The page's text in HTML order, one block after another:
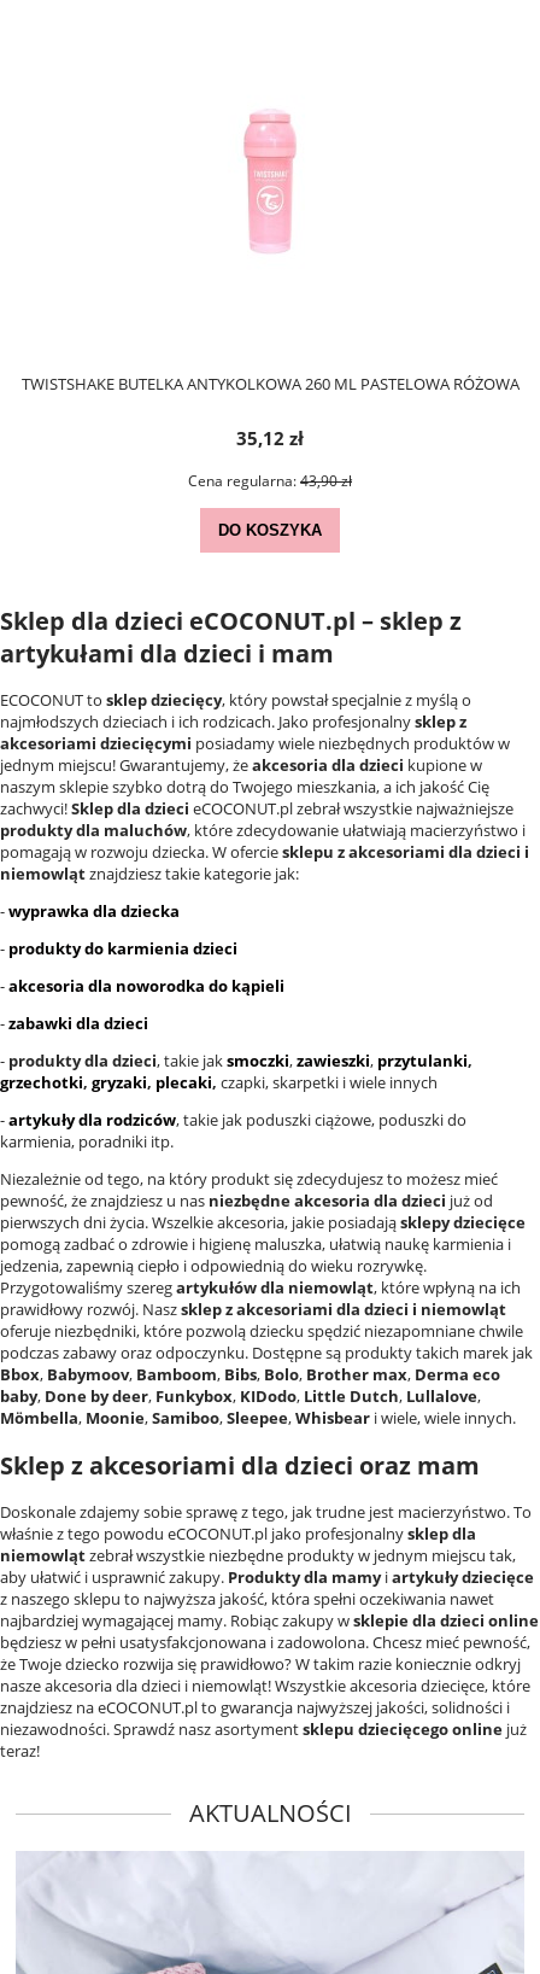
TWISTSHAKE BUTELKA ANTYKOLKOWA 260 ML PASTELOWA RÓŻOWA
35,12 zł
Cena regularna:43,90 zł
DO KOSZYKA
Sklep dla dzieci eCOCONUT.pl – sklep z
artykułami dla dzieci i mam
ECOCONUT to sklep dziecięcy, który powstał specjalnie z myślą o
najmłodszych dzieciach i ich rodzicach. Jako profesjonalnysklep z
akcesoriami dziecięcymi posiadamy wiele niezbędnych produktów w
jednym miejscu! Gwarantujemy, żeakcesoria dla dzieci kupione w
naszym sklepie szybko dotrą do Twojego mieszkania, a ich jakość Cię
zachwyci!Sklep dla dzieci eCOCONUT.pl zebrał wszystkie najważniejsze
produkty dla maluchów, które zdecydowanie ułatwiają macierzyństwo i
pomagają w rozwoju dziecka. W oferciesklepu z akcesoriami dla dzieci i
niemowlątznajdziesz takie kategorie jak:
-wyprawka dla dziecka
- produkty do karmienia dzieci
-akcesoria dla noworodka do kąpieli
-zabawki dla dzieci
- produkty dla dzieci, takie jaksmoczki,zawieszki, przytulanki,
grzechotki, gryzaki, plecaki, czapki, skarpetki i wiele innych
-artykuły dla rodziców, takie jak poduszki ciążowe, poduszki do
karmienia, poradniki itp.
Niezależnie od tego, na który produkt się zdecydujesz to możesz mieć
pewność, że znajdziesz u nas niezbędne akcesoria dla dzieci już od
pierwszych dni życia. Wszelkie akcesoria, jakie posiadająsklepy dziecięce
pomogą zadbać o zdrowie i higienę maluszka, ułatwią naukę karmienia i
jedzenia, zapewnią ciepło i odpowiednią do wieku rozrywkę.
Przygotowaliśmy szeregartykułów dla niemowląt, które wpłyną na ich
prawidłowy rozwój. Naszsklep z akcesoriami dla dzieci i niemowląt
oferuje niezbędniki, które pozwolą dziecku spędzić niezapomniane chwile
podczas zabawy oraz odpoczynku. Dostępne są produkty takich marek jak
Bbox, Babymoov, Bamboom, Bibs, Bolo, Brother max, Derma eco
baby, Done bydeer, Funkybox, KIDodo, Little Dutch, Lullalove,
Mömbella, Moonie,Samiboo,Sleepee,Whisbear i wiele, wiele innych.
Sklep z akcesoriami dla dzieci oraz mam
Doskonale zdajemy sobie sprawę z tego, jak trudne jest macierzyństwo. To
właśnie z tego powodu eCOCONUT.pl jako profesjonalnysklep dla
niemowlątzebrał wszystkie niezbędne produkty w jednym miejscu tak,
aby ułatwić i usprawnić zakupy. Produkty dla mamyiartykuły dziecięce
z naszego sklepu to najwyższa jakość, która spełni oczekiwania nawet
najbardziej wymagającej mamy. Robiąc zakupy wsklepie dla dzieci online
będziesz w pełni usatysfakcjonowana i zadowolona. Chcesz mieć pewność,
że Twoje dziecko rozwija się prawidłowo? W takim razie koniecznie odkryj
nasze akcesoria dla dzieci i niemowląt! Wszystkie akcesoria dziecięce, które
znajdziesz na eCOCONUT.pl to gwarancja najwyższej jakości, solidności i
niezawodności. Sprawdź nasz asortymentsklepu dziecięcego online już
teraz!